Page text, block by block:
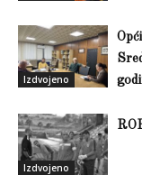
Izdvojeno
Izdvojeno